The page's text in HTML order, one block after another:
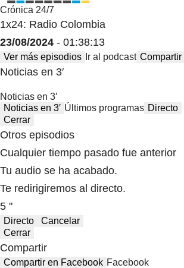
Crónica 24/7
1x24: Radio Colombia
23/08/2024 - 01:38:13
Ver más episodios Ir al podcast Compartir
Noticias en 3′
Noticias en 3′
Noticias en 3′ Últimos programas Directo
Cerrar
Otros episodios
Cualquier tiempo pasado fue anterior
Tu audio se ha acabado.
Te redirigiremos al directo.
5 "
Directo
Cancelar
Cerrar
Compartir
Compartir en Facebook Facebook